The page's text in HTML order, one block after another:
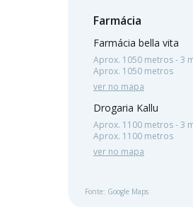
Farmácia
Farmácia bella vita
Aprox. 1050 metros - 3
Aprox. 1050 metros
ver no mapa
Drogaria Kallu
Aprox. 1100 metros - 3
Aprox. 1100 metros
ver no mapa
Fonte: Google Maps